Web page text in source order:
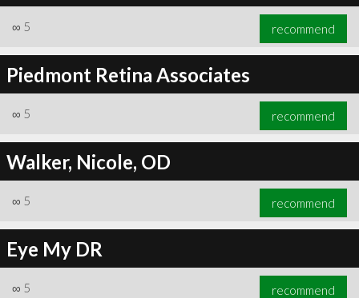
∞ 5 recommend
Piedmont Retina Associates
∞ 5 recommend
Walker, Nicole, OD
∞ 5 recommend
Eye My DR
∞ 5 recommend